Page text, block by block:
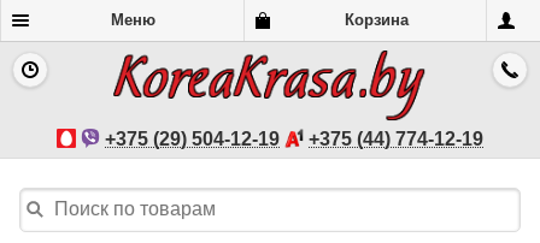
Меню Корзина
+375 (29) 504-12-19 +375 (44) 774-12-19